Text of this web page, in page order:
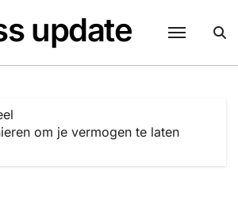
update
om je vermogen te laten